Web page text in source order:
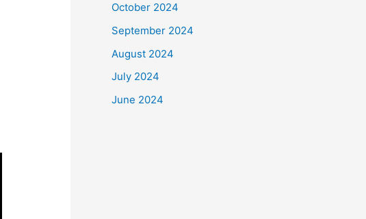
October 2024
September 2024
August 2024
July 2024
June 2024